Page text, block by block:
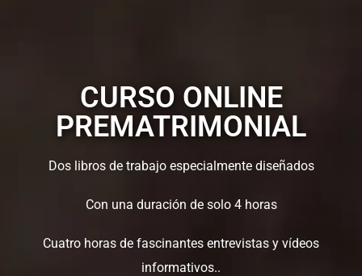
CURSO ONLINE
PREMATRIMONIAL
Dos libros de trabajo especialmente diseñados
Con una duración de solo 4 horas
Cuatro horas de fascinantes entrevistas y vídeos
informativos..